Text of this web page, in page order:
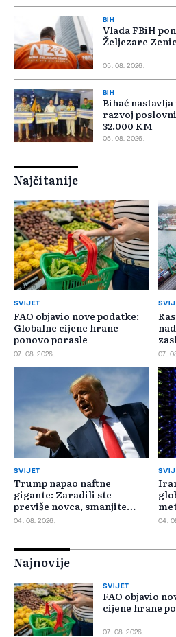
BIH
Vlada FBiH
Željezare
05. 08. 2026.
BIH
Bihać
razvoj
32.000 KM
05. 08. 2026.
Najčitanije
SVIJET
FAO objavio nove podatke:
Globalne cijene hrane
ponovo porasle
07. 08. 2026. 07.
SVIJET
Trump napao naftne
gigante: Zaradili ste
previše novca, smanjite
cijene
04. 08. 2026. 04.
Najnovije
SVIJET
FAO objavio
cijene hrane
07. 08. 2026.